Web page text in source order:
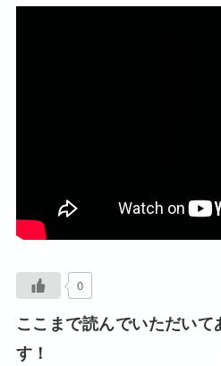
0
ここまで読んでいただいて
す！